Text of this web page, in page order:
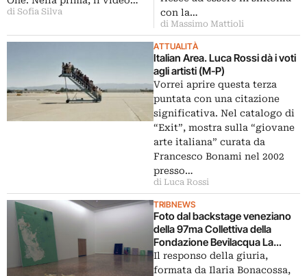
di Sofia Silva
video
con la…
di Massimo Mattioli
ATTUALITÀ
Italian Area. Luca Rossi dà i voti
agli artisti (M-P)
Vorrei aprire questa terza
puntata con una citazione
significativa. Nel catalogo di
“Exit”, mostra sulla “giovane
arte italiana” curata da
Francesco Bonami nel 2002
presso…
di Luca Rossi
TRIBNEWS
Foto dal backstage veneziano
della 97ma Collettiva della
Fondazione Bevilacqua La
Masa. Siamo andati a curiosare
in anteprima dietro le quinte…
Il responso della giuria,
formata da Ilaria Bonacossa,